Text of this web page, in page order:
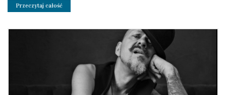
Przeczytaj całość